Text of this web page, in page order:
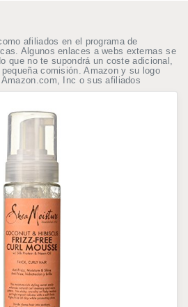
afiliados en el programa de
Algunos enlaces a webs externas se
que no te supondrá un coste adicional,
comisión. Amazon y su logo
Inc o sus afiliados